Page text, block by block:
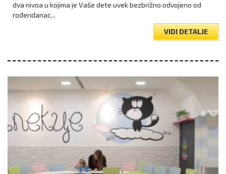
dva nivoa u kojima je Vaše dete uvek bezbrižno odvojeno od
rođendanac...
VIDI DETALJE